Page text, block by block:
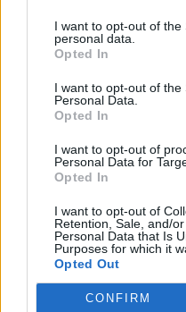
I want to opt-out of the
personal data.
Opted In
I want to opt-out of the
Personal Data.
Opted In
I want to opt-out of
Personal Data for
Opted In
I want to opt-out of
Retention, Sale, and/
Personal Data that Is
Purposes for which it
Opted Out
CONFIRM